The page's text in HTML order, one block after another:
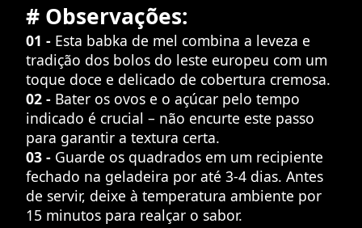
# Observações:
01 - Esta babka de mel combina a leveza e
tradição dos bolos do leste europeu com um
toque doce e delicado de cobertura cremosa.
02 - Bater os ovos e o açúcar pelo tempo
indicado é crucial – não encurte este passo
para garantir a textura certa.
03 - Guarde os quadrados em um recipiente
fechado na geladeira por até 3-4 dias. Antes
de servir, deixe à temperatura ambiente por
15 minutos para realçar o sabor.